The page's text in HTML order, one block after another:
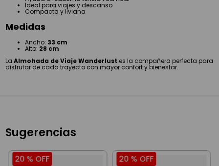
Ideal para viajes y descanso
Compacta y liviana
Medidas
Ancho: 33 cm
Alto: 28 cm
LaAlmohada de Viaje Wanderlust es la compañera perfecta para
disfrutar de cada trayecto con mayor confort y bienestar.
Sugerencias
20 % OFF 20 % OFF